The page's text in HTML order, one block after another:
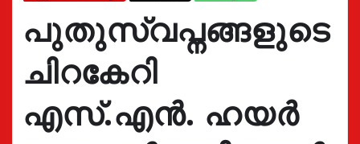
പുതുസ്വപ്നങ്ങളുടെ
ചിറകേറി
എസ്.എൻ. ഹയർ